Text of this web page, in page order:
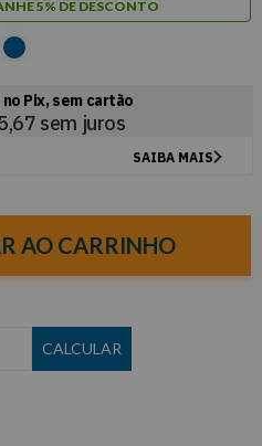
5% DE DESCONTO
AO CARRINHO